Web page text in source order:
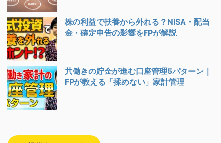
株の利益で扶養から外れる？NISA・配当
金・確定申告の影響をFPが解説
共働きの貯金が進む口座管理5パターン｜
FPが教える「揉めない」家計管理